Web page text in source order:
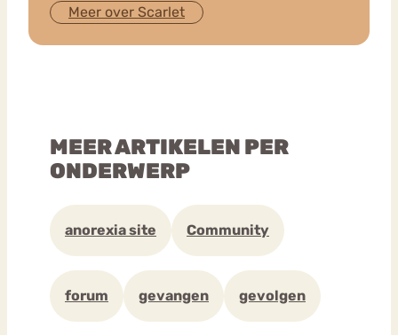
Meer over Scarlet
MEER ARTIKELEN PER
ONDERWERP
anorexia site Community
forum gevangen gevolgen